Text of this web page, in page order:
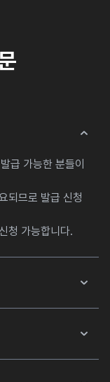
급 가능한 분들이
되므로 발급 신청
청 가능합니다.
학습을 이어가셔